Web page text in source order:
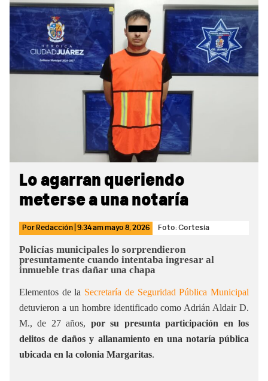
Lo agarran queriendo
meterse a una notaría
Por Redacción 9:34 ammayo 8, 2026 Foto: Cortesía
Policías municipales lo sorprendieron
presuntamente cuando intentaba ingresar al
inmueble tras dañar una chapa
Elementos de la Secretaría de Seguridad Pública Municipal
detuvieron a un hombre identificado como Adrián Aldair D.
M., de 27 años, por su presunta participación en los
delitos de daños y allanamiento en una notaría pública
ubicada en la colonia Margaritas.
Sidebar